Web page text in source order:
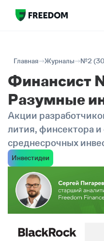
Главная Журналы №2
Финансист
Разумные
Акции
лития, финсектора
среднесрочных
Инвестидеи